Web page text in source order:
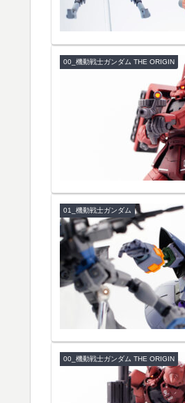
00_機動戦士ガンダム THE ORIGIN
01_機動戦士ガンダム
00_機動戦士ガンダム THE ORIGIN